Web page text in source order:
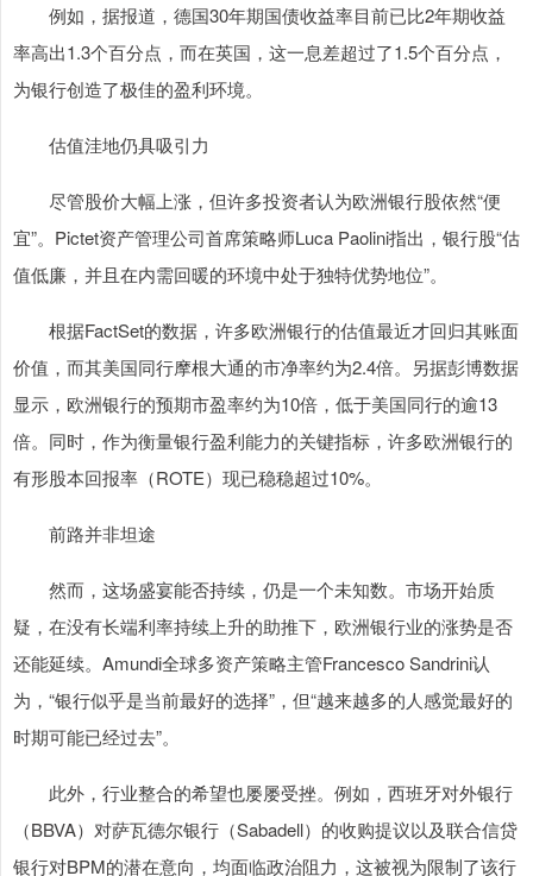
例如，据报道，德国30年期国债收益率目前已比2年期收益
率高出1.3个百分点，而在英国，这一息差超过了1.5个百分点，
为银行创造了极佳的盈利环境。
估值洼地仍具吸引力
尽管股价大幅上涨，但许多投资者认为欧洲银行股依然“便
宜”。Pictet资产管理公司首席策略师Luca Paolini指出，银行股“估
值低廉，并且在内需回暖的环境中处于独特优势地位”。
根据FactSet的数据，许多欧洲银行的估值最近才回归其账面
价值，而其美国同行摩根大通的市净率约为2.4倍。另据彭博数据
显示，欧洲银行的预期市盈率约为10倍，低于美国同行的逾13
倍。同时，作为衡量银行盈利能力的关键指标，许多欧洲银行的
有形股本回报率（ROTE）现已稳稳超过10%。
前路并非坦途
然而，这场盛宴能否持续，仍是一个未知数。市场开始质
疑，在没有长端利率持续上升的助推下，欧洲银行业的涨势是否
还能延续。Amundi全球多资产策略主管Francesco Sandrini认
为，“银行似乎是当前最好的选择”，但“越来越多的人感觉最好的
时期可能已经过去”。
此外，行业整合的希望也屡屡受挫。例如，西班牙对外银行
（BBVA）对萨瓦德尔银行（Sabadell）的收购提议以及联合信贷
银行对BPM的潜在意向，均面临政治阻力，这被视为限制了该行